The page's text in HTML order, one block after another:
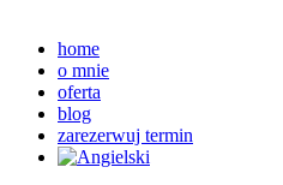
home
o mnie
oferta
blog
zarezerwuj termin